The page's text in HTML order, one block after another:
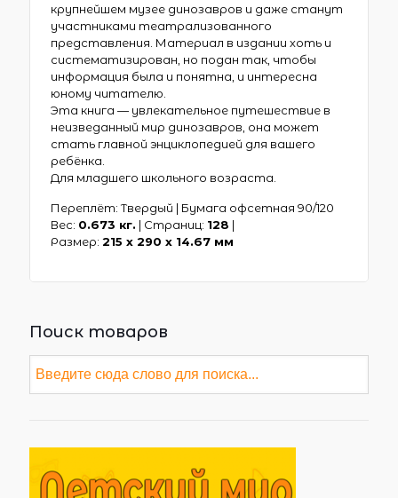
крупнейшем музее динозавров и даже станут
участниками театрализованного
представления. Материал в издании хоть и
систематизирован, но подан так, чтобы
информация была и понятна, и интересна
юному читателю.
Эта книга — увлекательное путешествие в
неизведанный мир динозавров, она может
стать главной энциклопедией для вашего
ребёнка.
Для младшего школьного возраста.
Переплёт: Твердый | Бумага офсетная 90/120
Вес: 0.673 кг. | Страниц: 128 |
Размер:215 х 290 x 14.67 мм
Поиск товаров